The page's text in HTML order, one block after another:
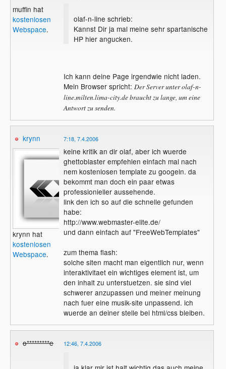
muffin hat
kostenlosen
Webspace.
olaf-n-line schrieb:
Kannst Dir ja mal meine sehr spartanische
HP hier angucken.
Ich kann deine Page irgendwie nicht laden.
Mein Browser spricht: Der Server unter olaf-n-
line.milten.lima-city.de braucht zu lange, um eine
Antwort zu senden.
krynn
krynn hat
kostenlosen
Webspace.
7:18, 7.4.2006
keine kritik an dir olaf, aber ich wuerde
ghettoblaster empfehlen einfach mal nach
nem kostenlosen template zu googeln. da
bekommt man doch ein paar etwas
professionieller aussehende.
link den ich so auf die schnelle gefunden
habe:
http://www.webmaster-elite.de/
und dann einfach auf "FreeWebTemplates"
zum thema flash:
solche siten macht man eigentlich nur, wenn
interaktivitaet ein wichtiges element ist, um
den inhalt zu unterstuetzen. sie sind viel
schwerer anzupassen und meiner meinung
nach fuer eine musik-site unpassend. ich
wuerde an deiner stelle bei html/css bleiben.
o*********e 12:46, 7.4.2006